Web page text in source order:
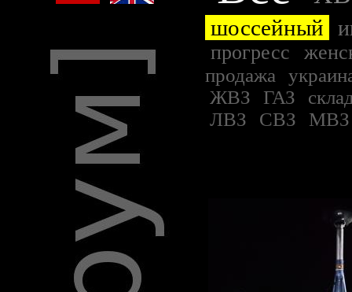
шоссейный
прогресс
продажа
ЖВЗ
ГАЗ
ЛВЗ
СВЗ